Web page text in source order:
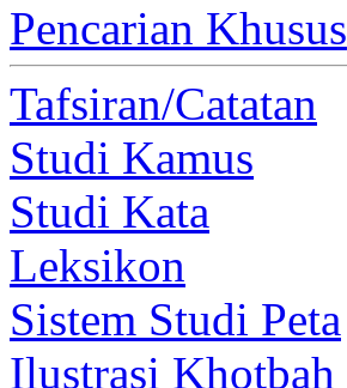
Pencarian Khusus
Tafsiran/Catatan
Studi Kamus
Studi Kata
Leksikon
Sistem Studi Peta
Ilustrasi Khotbah